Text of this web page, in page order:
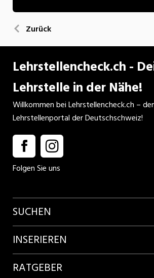
Zurück
Lehrstellencheck.ch -
Lehrstelle in der Nähe!
Willkommen bei Lehrstellencheck.ch –
Lehrstellenportal der Deutschschweiz!
Folgen Sie uns
SUCHEN
Firmenprofile entdecken
Lehrstellen suchen
INSERIEREN
Kundenlogin
RATGEBER